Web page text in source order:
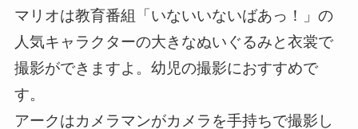
マリオは教育番組「いないいないばあっ！」の
人気キャラクターの大きなぬいぐるみと衣裳で
撮影ができますよ。幼児の撮影におすすめで
す。
アークはカメラマンがカメラを手持ちで撮影し